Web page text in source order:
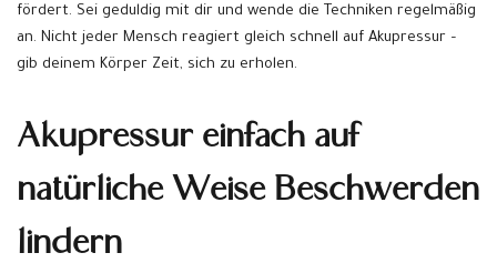
fördert. Sei geduldig mit dir und wende die Techniken regelmäßig
an. Nicht jeder Mensch reagiert gleich schnell auf Akupressur –
gib deinem Körper Zeit, sich zu erholen.
Akupressur einfach auf
natürliche Weise Beschwerden
lindern